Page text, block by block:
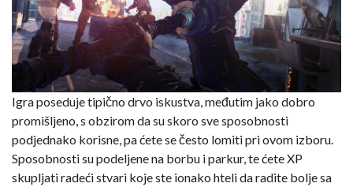
Igra poseduje tipično drvo iskustva, međutim jako dobro
promišljeno, s obzirom da su skoro sve sposobnosti
podjednako korisne, pa ćete se često lomiti pri ovom izboru.
Sposobnosti su podeljene na borbu i parkur, te ćete XP
skupljati radeći stvari koje ste ionako hteli da radite bolje sa